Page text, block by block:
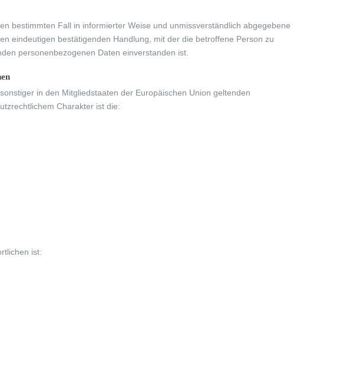
bestimmten Fall in informierter Weise und unmissverständlich abgegebene
eindeutigen bestätigenden Handlung, mit der die betroffene Person zu
personenbezogenen Daten einverstanden ist.
in den Mitgliedstaaten der Europäischen Union geltenden
Charakter ist die:
ist: